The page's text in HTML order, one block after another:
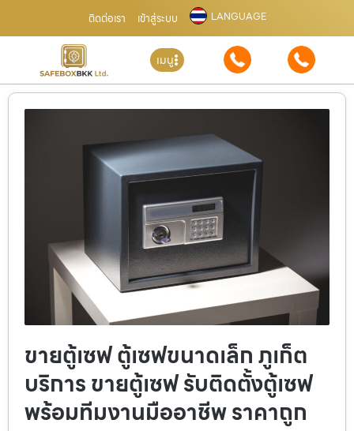
ติดต่อเรา เข้าสู่ระบบ LANGUAGE
เมนู
ขายตู้เซฟ ตู้เซฟขนาดเล็ก ภูเก็ต
บริการ ขายตู้เซฟ รับติดตั้งตู้เซฟ
พร้อมทีมงานมืออาชีพ ราคาถูก